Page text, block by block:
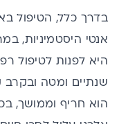
בדרך כלל, הטיפול
אנטי היסטמיניות,
היא לפנות לטיפול
שנתיים ומטה
הוא חריף וממושך,